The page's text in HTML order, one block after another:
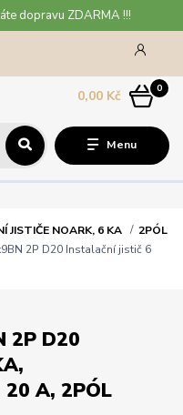
dopravu ZDARMA !!!
Menu
0
0,00 Kč
JISTIČE NOARK, 6 KA
2PÓL
2P D20 Instalační jistič 6
2P D20
20 A, 2PÓL